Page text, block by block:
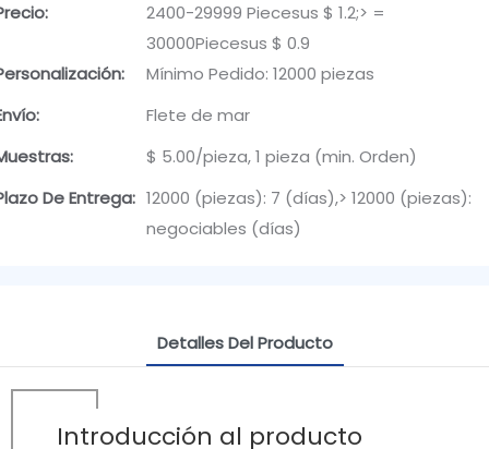
2400-29999 Piecesus $ 1.2;> =
30000Piecesus $ 0.9
Mínimo Pedido: 12000 piezas
Flete de mar
$ 5.00/pieza, 1 pieza (min. Orden)
De Entrega: 12000 (piezas): 7 (días),> 12000 (piezas):
negociables (días)
Detalles Del Producto
Introducción al producto